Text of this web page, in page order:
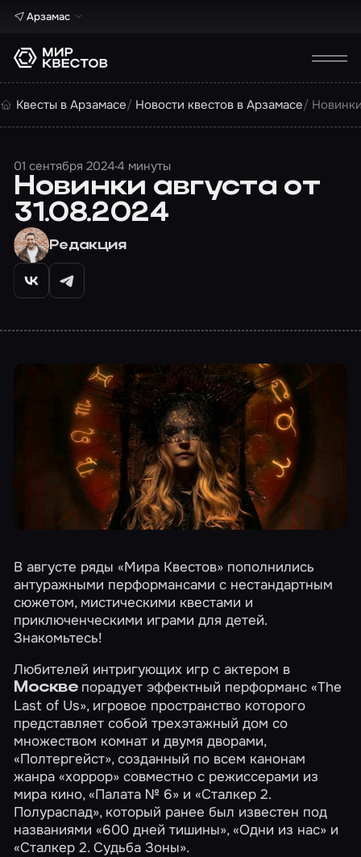
Арзамас
Квесты в Арзамасе Новости квестов в Арзамасе
01 сентября 20244 минуты
Новинки августа от
31.08.2024
Редакция
В августе ряды «Мира Квестов» пополнились
антуражными перформансами с нестандартным
сюжетом, мистическими квестами и
приключенческими играми для детей.
Знакомьтесь!
Любителей интригующих игр с актером в
Москве порадует эффектный перформанс «The
Last of Us», игровое пространство которого
представляет собой трехэтажный дом со
множеством комнат и двумя дворами,
«Полтергейст», созданный по всем канонам
жанра «хоррор» совместно с режиссерами из
мира кино,«Палата № 6» и«Сталкер 2.
Полураспад», который ранее был известен под
названиями «600 дней тишины», «Одни из нас» и
«Сталкер 2. Судьба Зоны».